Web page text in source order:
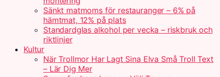
Sänkt matmoms för restauranger – 6% på
hämtmat, 12% på plats
Standardglas alkohol per vecka – riskbruk och
riktlinjer
Kultur
När Trollmor Har Lagt Sina Elva Små Troll Text
– Lär Dig Mer